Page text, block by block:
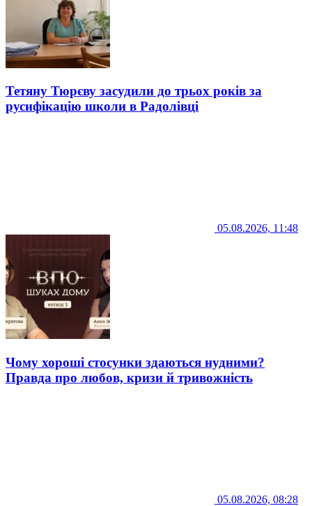
Тетяну Тюрєву засудили до трьох років за
русифікацію школи в Радолівці
05.08.2026, 11:48
Чому хороші стосунки здаються нудними?
Правда про любов, кризи й тривожність
05.08.2026, 08:28